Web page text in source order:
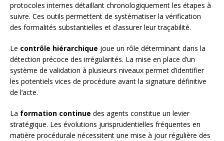
protocoles internes détaillant chronologiquement les étapes à
suivre. Ces outils permettent de systématiser la vérification
des formalités substantielles et d’assurer leur traçabilité.
Le contrôle hiérarchique joue un rôle déterminant dans la
détection précoce des irrégularités. La mise en place d’un
système de validation à plusieurs niveaux permet d’identifier
les potentiels vices de procédure avant la signature définitive
de l’acte.
La formation continue des agents constitue un levier
stratégique. Les évolutions jurisprudentielles fréquentes en
matière procédurale nécessitent une mise à jour régulière des